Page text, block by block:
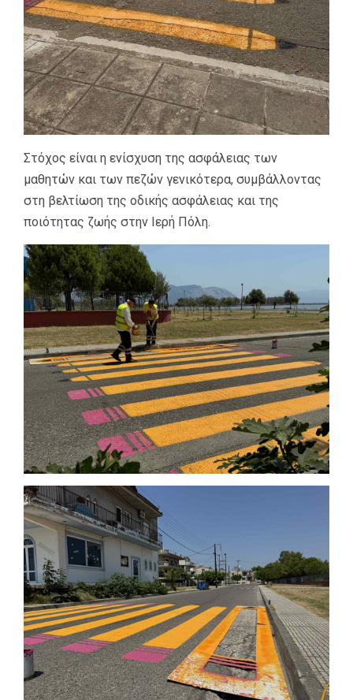
Στόχος είναι η ενίσχυση της ασφάλειας των
μαθητών και των πεζών γενικότερα, συμβάλλοντας
στη βελτίωση της οδικής ασφάλειας και της
ποιότητας ζωής στην Ιερή Πόλη.